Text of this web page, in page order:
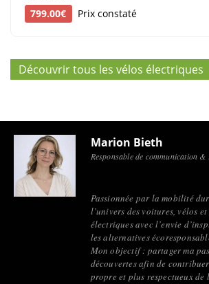
799.00€
Prix constaté
Découvrir tous les vélos électriques
Marion Bieth
Responsable de communication
Passionnée par la mobilité
l’univers des voitures, vélos
électriques avec l’envie
les alternatives
Mon objectif : partager ma
découvertes afin de
propre et plus respectueux de